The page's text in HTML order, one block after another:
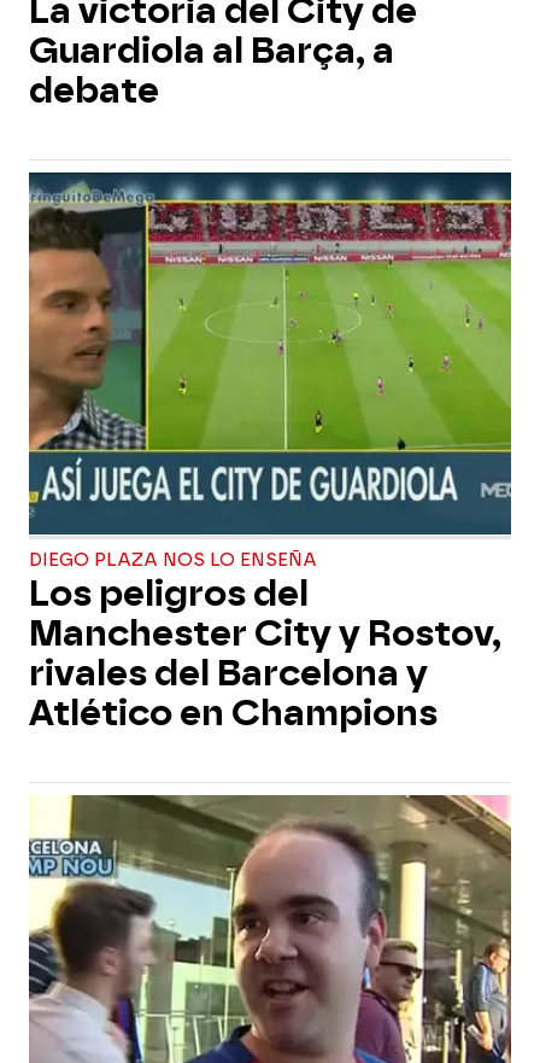
La victoria del City de
Guardiola al Barça, a
debate
DIEGO PLAZA NOS LO ENSEÑA
Los peligros del
Manchester City y Rostov,
rivales del Barcelona y
Atlético en Champions